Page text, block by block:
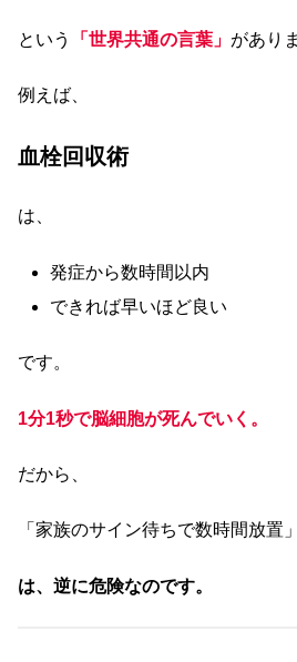
という 「世界共通の言葉」 があり
例えば、
血栓回収術
は、
発症から数時間以内
できれば早いほど良い
です。
1分1秒で脳細胞が死んでいく。
だから、
「家族のサイン待ちで数時間放置」
は、逆に危険なのです。